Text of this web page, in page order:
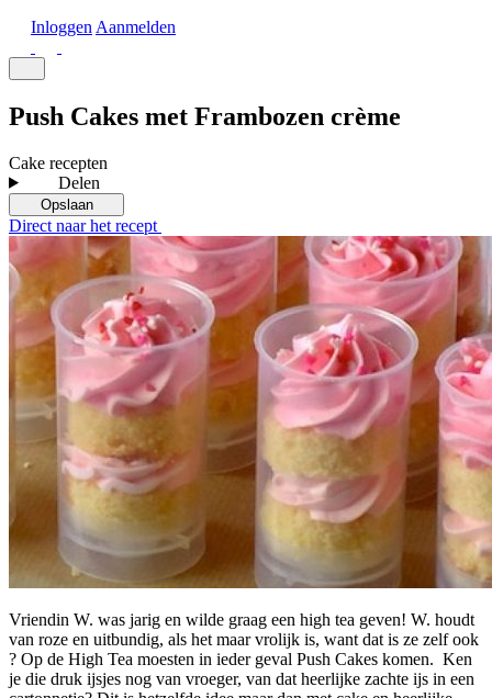
Inloggen Aanmelden
Push Cakes met Frambozen crème
Cake recepten
Delen
Opslaan
Direct naar het recept
Vriendin W. was jarig en wilde graag een high tea geven! W. houdt
van roze en uitbundig, als het maar vrolijk is, want dat is ze zelf ook
? Op de High Tea moesten in ieder geval Push Cakes komen. Ken
je die druk ijsjes nog van vroeger, van dat heerlijke zachte ijs in een